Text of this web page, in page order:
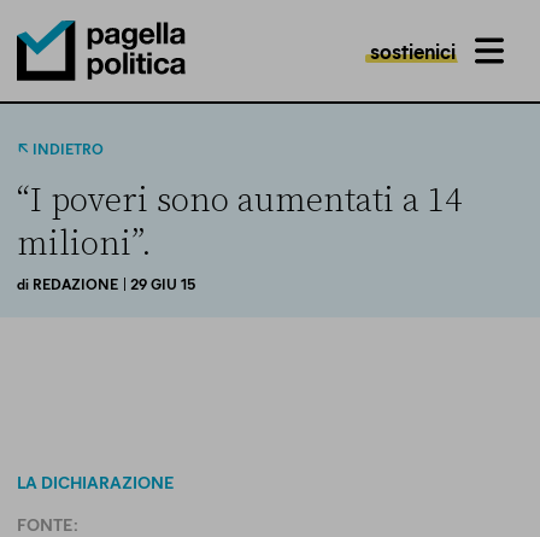
Pagella Politica Logo
sostienici MENU
INDIETRO
“I poveri sono aumentati a 14
milioni”.
di REDAZIONE | 29 GIU 15
LA DICHIARAZIONE
FONTE: